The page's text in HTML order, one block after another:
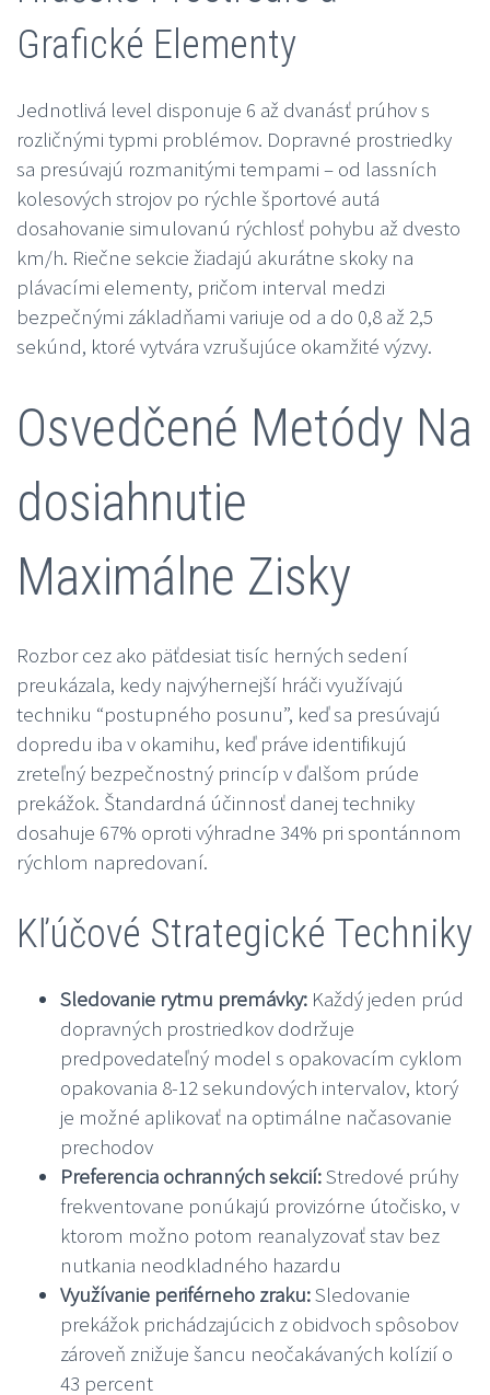
Grafické Elementy
Jednotlivá level disponuje 6 až dvanásť prúhov s
rozličnými typmi problémov. Dopravné prostriedky
sa presúvajú rozmanitými tempami – od lassních
kolesových strojov po rýchle športové autá
dosahovanie simulovanú rýchlosť pohybu až dvesto
km/h. Riečne sekcie žiadajú akurátne skoky na
plávacími elementy, pričom interval medzi
bezpečnými základňami variuje od a do 0,8 až 2,5
sekúnd, ktoré vytvára vzrušujúce okamžité výzvy.
Osvedčené Metódy Na
dosiahnutie
Maximálne Zisky
Rozbor cez ako päťdesiat tisíc herných sedení
preukázala, kedy najvýhernejší hráči využívajú
techniku “postupného posunu”, keď sa presúvajú
dopredu iba v okamihu, keď práve identifikujú
zreteľný bezpečnostný princíp v ďalšom prúde
prekážok. Štandardná účinnosť danej techniky
dosahuje 67% oproti výhradne 34% pri spontánnom
rýchlom napredovaní.
Kľúčové Strategické Techniky
Sledovanie rytmu premávky: Každý jeden prúd
dopravných prostriedkov dodržuje
predpovedateľný model s opakovacím cyklom
opakovania 8-12 sekundových intervalov, ktorý
je možné aplikovať na optimálne načasovanie
prechodov
Preferencia ochranných sekcií:Stredové prúhy
frekventovane ponúkajú provizórne útočisko, v
ktorom možno potom reanalyzovať stav bez
nutkania neodkladného hazardu
Využívanie periférneho zraku:Sledovanie
prekážok prichádzajúcich z obidvoch spôsobov
zároveň znižuje šancu neočakávaných kolízií o
43 percent